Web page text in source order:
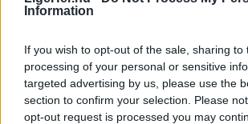
Information
If you wish to opt-out of the sale, sharing to
processing of your personal or sensitive
targeted advertising by us, please use the
section to confirm your selection. Please
opt-out request is processed you may
byen, så har vi nået det, vi drømte
selv har skabt det hele, men fordi
mennesker har haft lyst til at være
Kristian Højmark-Breiner.